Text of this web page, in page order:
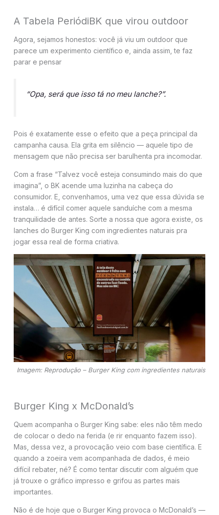
A Tabela PeriódiBK que virou outdoor
Agora, sejamos honestos: você já viu um outdoor que
parece um experimento científico e, ainda assim, te faz
parar e pensar
“Opa, será que isso tá no meu lanche?”.
Pois é exatamente esse o efeito que a peça principal da
campanha causa. Ela grita em silêncio — aquele tipo de
mensagem que não precisa ser barulhenta pra incomodar.
Com a frase “Talvez você esteja consumindo mais do que
imagina”, o BK acende uma luzinha na cabeça do
consumidor. E, convenhamos, uma vez que essa dúvida se
instala… é difícil comer aquele sanduíche com a mesma
tranquilidade de antes. Sorte a nossa que agora existe, os
lanches do Burger King com ingredientes naturais pra
jogar essa real de forma criativa.
Imagem: Reprodução – Burger King com ingredientes naturais
Burger King x McDonald’s
Quem acompanha o Burger King sabe: eles não têm medo
de colocar o dedo na ferida (e rir enquanto fazem isso).
Mas, dessa vez, a provocação veio com base científica. E
quando a zoeira vem acompanhada de dados, é meio
difícil rebater, né? É como tentar discutir com alguém que
já trouxe o gráfico impresso e grifou as partes mais
importantes.
Não é de hoje que o Burger King provoca o McDonald’s —